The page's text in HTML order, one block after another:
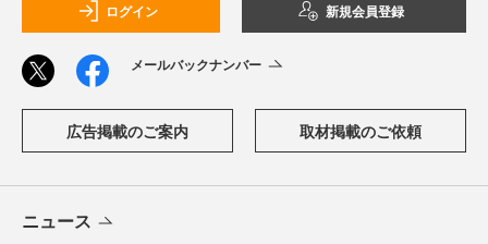
ログイン 新規会員登録
メールバックナンバー
広告掲載のご案内 取材掲載のご依頼
ニュース